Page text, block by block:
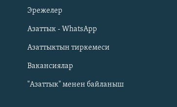
Русский
ОНЛАЙН ШЕРИНЕ
Эрежелер
Азаттык - WhatsApp
Азаттыктын тиркемеси
Вакансиялар
"Азаттык" менен байланыш